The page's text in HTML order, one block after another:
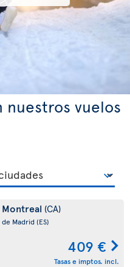
nuestros vuelos
Montreal (CA)
de Madrid(ES)
409 €
Tasas e imptos. incl.